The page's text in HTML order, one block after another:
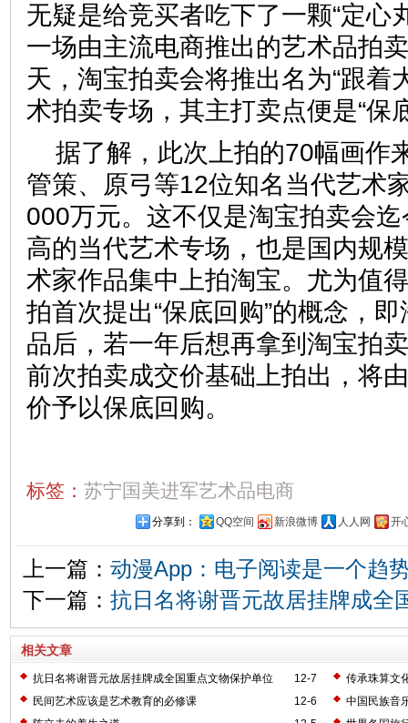
无疑是给竞买者吃下了一颗“定心
一场由主流电商推出的艺术品拍
天，淘宝拍卖会将推出名为“跟着
术拍卖专场，其主打卖点便是
据了解，此次上拍的70幅画作
管策、原弓等12位知名当代艺术
000万元。这不仅是淘宝拍卖会
高的当代艺术专场，也是国内规
术家作品集中上拍淘宝。尤为值
拍首次提出“保底回购”的概念，
品后，若一年后想再拿到淘宝拍
前次拍卖成交价基础上拍出，将
价予以保底回购。
标签： 苏宁国美进军艺术品电商
分享到： QQ空间 新浪微博 人人网 开
上一篇： 动漫App：电子阅读是一个趋
下一篇： 抗日名将谢晋元故居挂牌成全
相关文章
12-7
抗日名将谢晋元故居挂牌成全国重点文物保护单位
传承珠算文
12-6
民间艺术应该是艺术教育的必修课
中国民族音